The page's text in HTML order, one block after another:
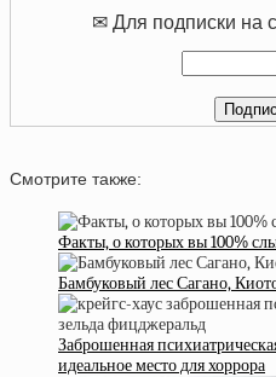
✉ Для подписки на
Смотрите также:
Факты, о которых вы 100%
Бамбуковый лес Сагано,
Заброшенная
идеальное место для хоррора